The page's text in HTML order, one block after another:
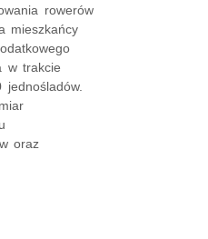
rowerów
mieszkańcy
w trakcie
oraz